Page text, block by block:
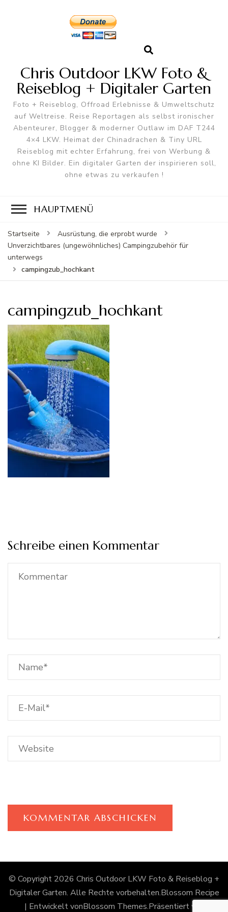
Chris Outdoor LKW Foto &
Reiseblog + Digitaler Garten
Foto + Reiseblog, Offroad Erlebnisse & Umweltschutz
auf Weltreise. Reise Reportagen als selbst ironischer
Abenteurer, Blogger & moderner Outlaw im DAF T244
4×4 LKW. Heimat der Chinadrachen & Tiny URL
Reiseblog mit echter Erfahrung, frei von Werbung &
ohne KI Bilder. Ein digitaler Garten der inspirieren soll,
ohne etwas zu verkaufen !
HAUPTMENÜ
Startseite
Ausrüstung, die erprobt wurde
Unverzichtbares (ungewöhnliches) Campingzubehör für
unterwegs
campingzub_hochkant
campingzub_hochkant
Schreibe einen Kommentar
© Copyright 2026 Chris Outdoor LKW Foto & Reiseblog +
Digitaler Garten. Alle Rechte vorbehalten.Blossom Recipe
| Entwickelt vonBlossom Themes.Präsentiert von